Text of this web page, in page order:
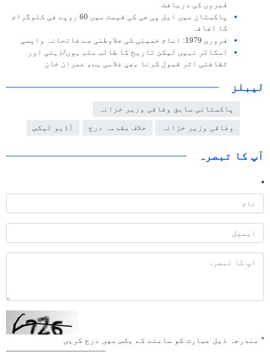
قبروں کی دریافت
پاکستان میں ایل پی جی کی قیمت میں 60 روپے فی کلوگرام
کا اضافہ
فروری 1979: امام خمینی کی جلاوطنی سے فاتحانہ واپسی
اسکالر نہیں لیکن تاریخ کا طالب علم ہوں/ذہنی اور
ثقافتی اثر قبول کرنا بھی غلامی ہے، عمران خان
لیبلز
پاکستانی سابق وفاقی وزیر خزانہ
وفاقی وزیر خزانہ خلاف مقدمہ درج آڈیو لیکس
آپ کا تبصرہ
* مندرجہ ذیل عبارت کو سامنے کے بکس میں درج کریں